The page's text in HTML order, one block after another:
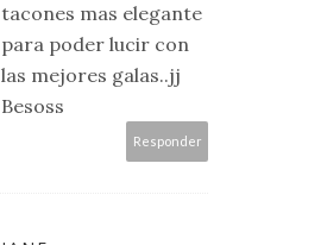
tacones mas elegante
para poder lucir con
las mejores galas..jj
Besoss
Responder